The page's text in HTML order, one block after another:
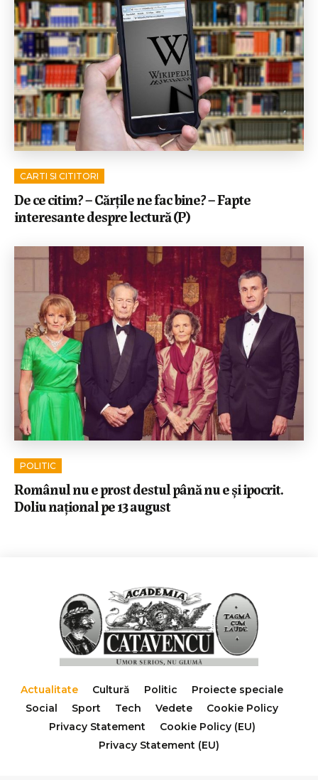
CARTI SI CITITORI
De ce citim? – Cărțile ne fac bine? – Fapte
interesante despre lectură (P)
POLITIC
Românul nu e prost destul până nu e și ipocrit.
Doliu național pe 13 august
Actualitate Cultură Politic
Proiecte speciale
Social
Sport Tech Vedete
Cookie Policy
Privacy Statement
Cookie Policy (EU)
Privacy Statement (EU)